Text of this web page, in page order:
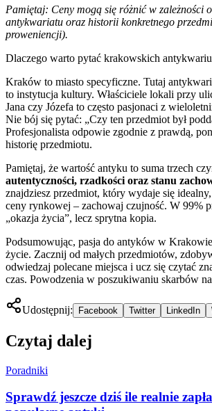
Pamiętaj: Ceny mogą się różnić w zależności
antykwariatu oraz historii konkretnego
proweniencji).
Dlaczego warto pytać krakowskich
Kraków to miasto specyficzne. Tutaj
to instytucja kultury. Właściciele lokali przy
Jana czy Józefa to często pasjonaci z
Nie bój się pytać: „Czy ten przedmiot był
Profesjonalista odpowie zgodnie z prawdą,
historię przedmiotu.
Pamiętaj, że wartość antyku to suma trzech
autentyczności, rzadkości oraz stanu
znajdziesz przedmiot, który wydaje się idealny,
ceny rynkowej – zachowaj czujność. W 99%
„okazja życia”, lecz sprytna kopia.
Podsumowując, pasja do antyków w
życie. Zacznij od małych przedmiotów,
odwiedzaj polecane miejsca i ucz się czytać
czas. Powodzenia w poszukiwaniu skarbów
Udostępnij: Facebook Twitter LinkedIn
Czytaj dalej
Poradniki
Sprawdź jeszcze dziś ile realnie